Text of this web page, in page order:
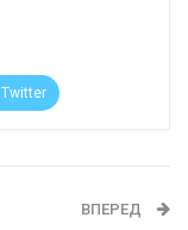
Twitter
ВПЕРЕД